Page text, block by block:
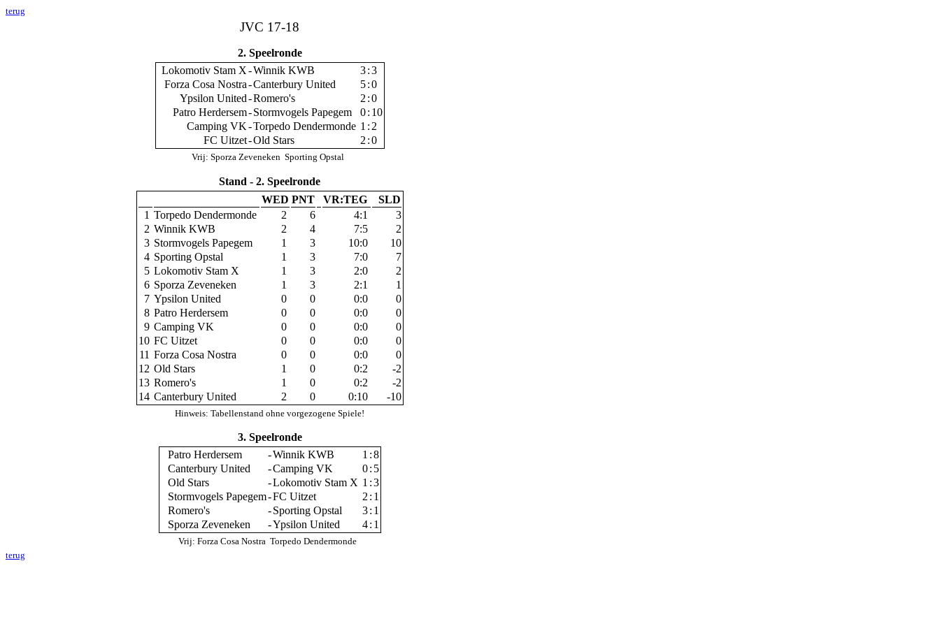
terug
JVC 17-18
2. Speelronde
Lokomotiv Stam X-Winnik KWB 3:3
Forza Cosa Nostra-Canterbury United 5:0
Ypsilon United-Romero's 2 :0
Patro Herdersem-Stormvogels Papegem 0: 10
Camping VK-Torpedo Dendermonde 1 : 2
FC Uitzet-Old Stars 2 :0
Vrij: Sporza Zeveneken Sporting Opstal
Stand - 2. Speelronde
WED PNT VR:TEG
SLD
1 Torpedo Dendermonde 2 6 4:1
3
2 Winnik KWB 2 4 7:5
2
3 Stormvogels Papegem 1 3 10:0
10
4 Sporting Opstal 1 3 7:0
7
5 Lokomotiv Stam X 1 3 2:0
2
6 Sporza Zeveneken 1 3 2:1
1
7 Ypsilon United 0 0 0:0
0
8 Patro Herdersem 0 0 0:0
0
9 Camping VK 0 0 0:0
0
10 FC Uitzet 0 0 0:0
0
11 Forza Cosa Nostra 0 0 0:0
0
12 Old Stars 1 0 0:2
-2
13 Romero's 1 0 0:2
-2
14 Canterbury United 2 0 0:10 -10
Hinweis: Tabellenstand ohne vorgezogene Spiele!
3. Speelronde
Patro Herdersem
-Winnik KWB 1 :8
Canterbury United
-Camping VK 0: 5
Old Stars
-Lokomotiv Stam X 1 :3
Stormvogels Papegem-FC Uitzet 2 : 1
Romero's
-Sporting Opstal 3: 1
Sporza Zeveneken
-Ypsilon United 4: 1
Vrij: Forza Cosa Nostra Torpedo Dendermonde
terug